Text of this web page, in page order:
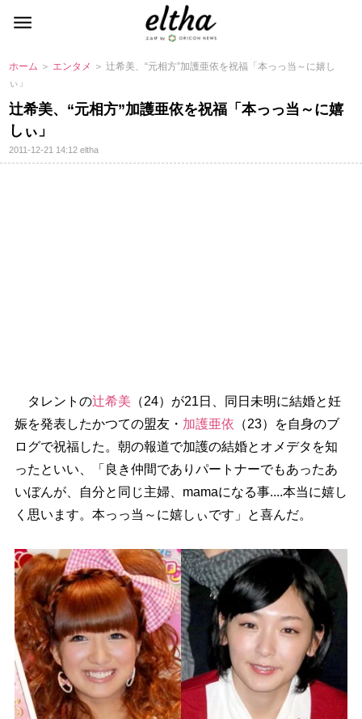
ホーム ＞ エンタメ ＞ 辻希美、“元相方”加護亜依を祝福「本っっ当～に嬉し
ぃ」
辻希美、“元相方”加護亜依を祝福「本っっ当～に嬉
しぃ」
2011-12-21 14:12eltha
タレントの辻希美 （24）が21日、同日未明に結婚と妊
娠を発表したかつての盟友・ 加護亜依 （23）を自身のブ
ログで祝福した。朝の報道で加護の結婚とオメデタを知
ったといい、「良き仲間でありパートナーでもあったあ
いぼんが、自分と同じ主婦、mamaになる事....本当に嬉し
く思います。本っっ当～に嬉しぃです」と喜んだ。